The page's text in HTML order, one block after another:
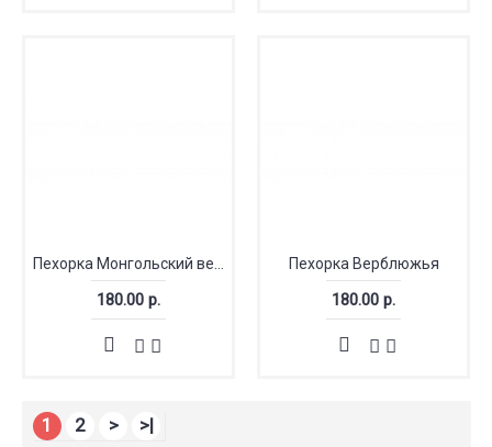
180.00 р.
Пехорка Верблюжья
180.00 р.
1 2 > >|